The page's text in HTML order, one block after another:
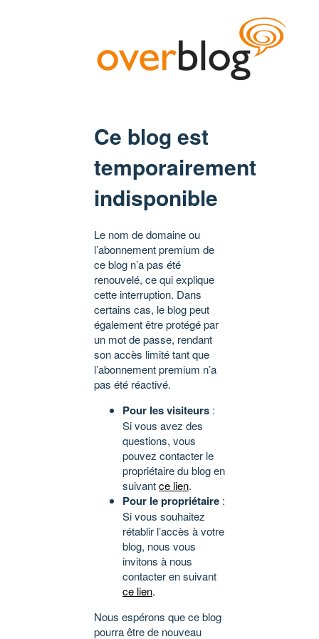
Ce blog est
temporairement
indisponible
Le nom de domaine ou
l’abonnement premium de
ce blog n’a pas été
renouvelé, ce qui explique
cette interruption. Dans
certains cas, le blog peut
également être protégé par
un mot de passe, rendant
son accès limité tant que
l’abonnement premium n’a
pas été réactivé.
Pour les visiteurs :
Si vous avez des
questions, vous
pouvez contacter le
propriétaire du blog en
suivantce lien.
Pour le propriétaire :
Si vous souhaitez
rétablir l’accès à votre
blog, nous vous
invitons à nous
contacter en suivant
ce lien.
Nous espérons que ce blog
pourra être de nouveau